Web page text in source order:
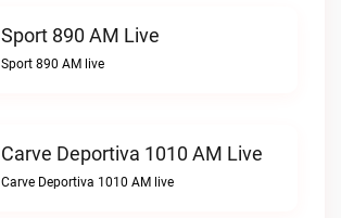
Sport 890 AM Live
Sport 890 AM live
Carve Deportiva 1010 AM Live
Carve Deportiva 1010 AM live